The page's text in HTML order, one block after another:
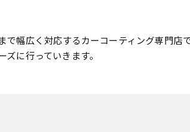
幅広く対応するカーコーティング専門店
に行っていきます。